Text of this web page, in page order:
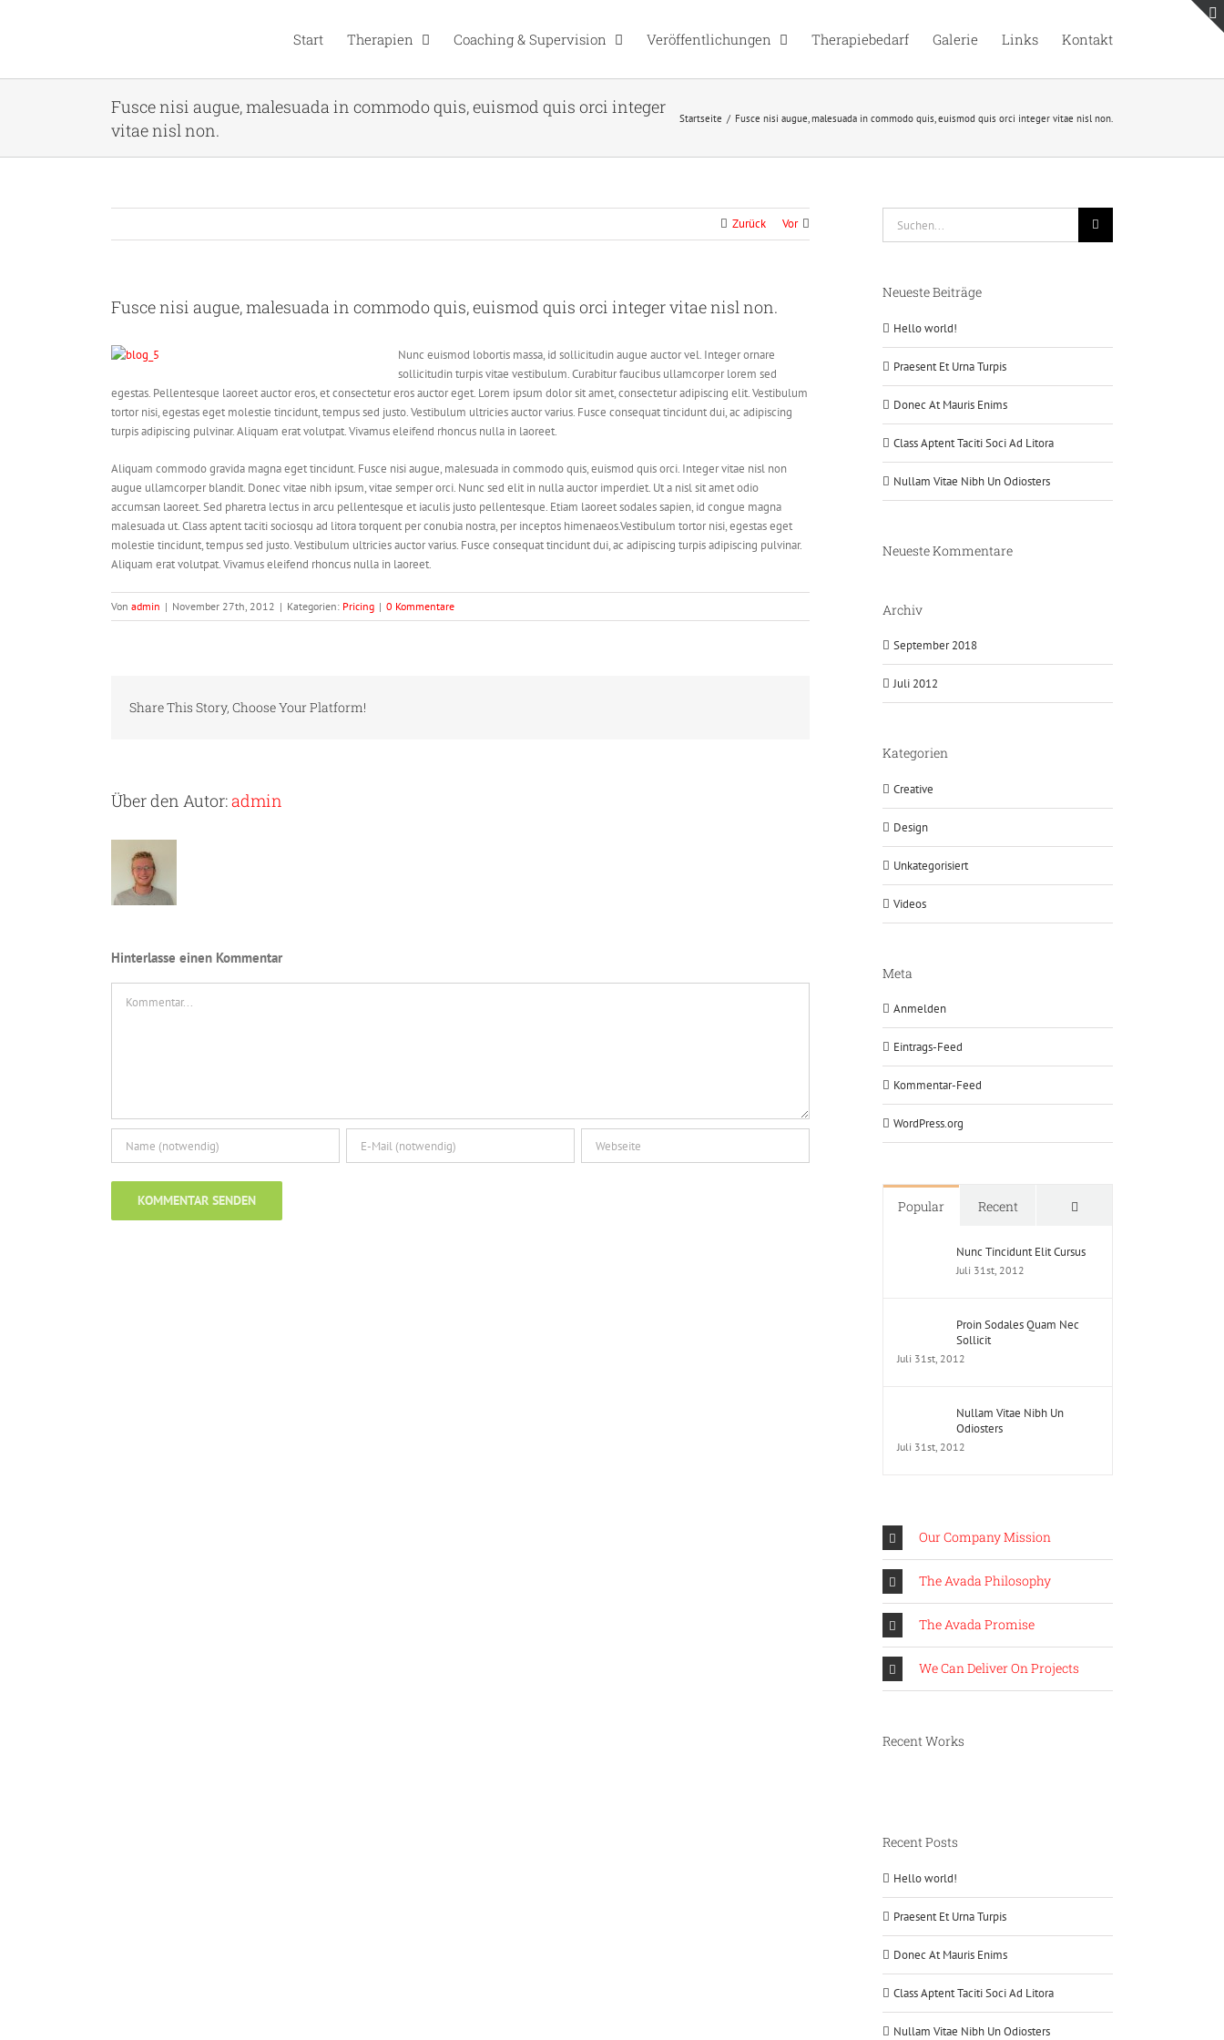
Start Therapien Coaching & Supervision Veröffentlichungen Therapiebedarf Galerie Links Kontakt
Fusce nisi augue, malesuada in commodo quis, euismod quis orci integer
vitae nisl non.
Startseite / Fusce nisi augue, malesuada in commodo quis, euismod quis orci integer vitae nisl non.
Zurück Vor
Fusce nisi augue, malesuada in commodo quis, euismod quis orci integer vitae nisl non.
Nunc euismod lobortis massa, id sollicitudin augue auctor vel. Integer ornare
sollicitudin turpis vitae vestibulum. Curabitur faucibus ullamcorper lorem sed
egestas. Pellentesque laoreet auctor eros, et consectetur eros auctor eget. Lorem ipsum dolor sit amet, consectetur adipiscing elit. Vestibulum
tortor nisi, egestas eget molestie tincidunt, tempus sed justo. Vestibulum ultricies auctor varius. Fusce consequat tincidunt dui, ac adipiscing
turpis adipiscing pulvinar. Aliquam erat volutpat. Vivamus eleifend rhoncus nulla in laoreet.
Aliquam commodo gravida magna eget tincidunt. Fusce nisi augue, malesuada in commodo quis, euismod quis orci. Integer vitae nisl non
augue ullamcorper blandit. Donec vitae nibh ipsum, vitae semper orci. Nunc sed elit in nulla auctor imperdiet. Ut a nisl sit amet odio
accumsan laoreet. Sed pharetra lectus in arcu pellentesque et iaculis justo pellentesque. Etiam laoreet sodales sapien, id congue magna
malesuada ut. Class aptent taciti sociosqu ad litora torquent per conubia nostra, per inceptos himenaeos.Vestibulum tortor nisi, egestas eget
molestie tincidunt, tempus sed justo. Vestibulum ultricies auctor varius. Fusce consequat tincidunt dui, ac adipiscing turpis adipiscing pulvinar.
Aliquam erat volutpat. Vivamus eleifend rhoncus nulla in laoreet.
Von admin | November 27th, 2012 | Kategorien: Pricing | 0 Kommentare
Share This Story, Choose Your Platform!
Über den Autor:admin
Hinterlasse einen Kommentar
Neueste Beiträge
Hello world!
Praesent Et Urna Turpis
Donec At Mauris Enims
Class Aptent Taciti Soci Ad Litora
Nullam Vitae Nibh Un Odiosters
Neueste Kommentare
Archiv
September 2018
Juli 2012
Kategorien
Creative
Design
Unkategorisiert
Videos
Meta
Anmelden
Eintrags-Feed
Kommentar-Feed
WordPress.org
Popular Recent Comments
Nunc Tincidunt Elit Cursus
Juli 31st, 2012
Proin Sodales Quam Nec
Sollicit
Juli 31st, 2012
Nullam Vitae Nibh Un
Odiosters
Juli 31st, 2012
Our Company Mission
The Avada Philosophy
The Avada Promise
We Can Deliver On Projects
Recent Works
Recent Posts
Hello world!
Praesent Et Urna Turpis
Donec At Mauris Enims
Class Aptent Taciti Soci Ad Litora
Nullam Vitae Nibh Un Odiosters